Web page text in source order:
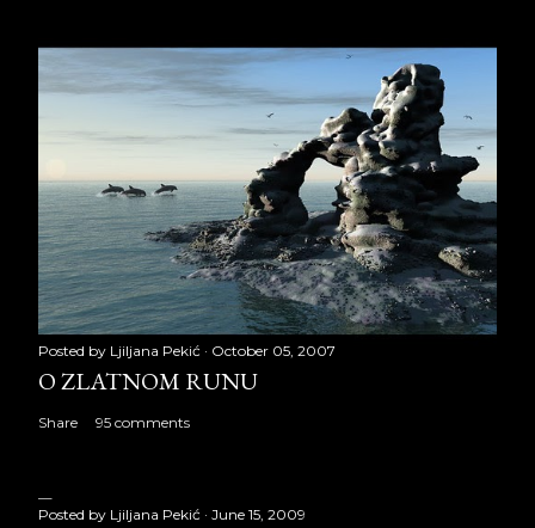
Posted by Ljiljana Pekić October 05, 2007
O ZLATNOM RUNU
Share 95 comments
Posted by Ljiljana Pekić June 15, 2009